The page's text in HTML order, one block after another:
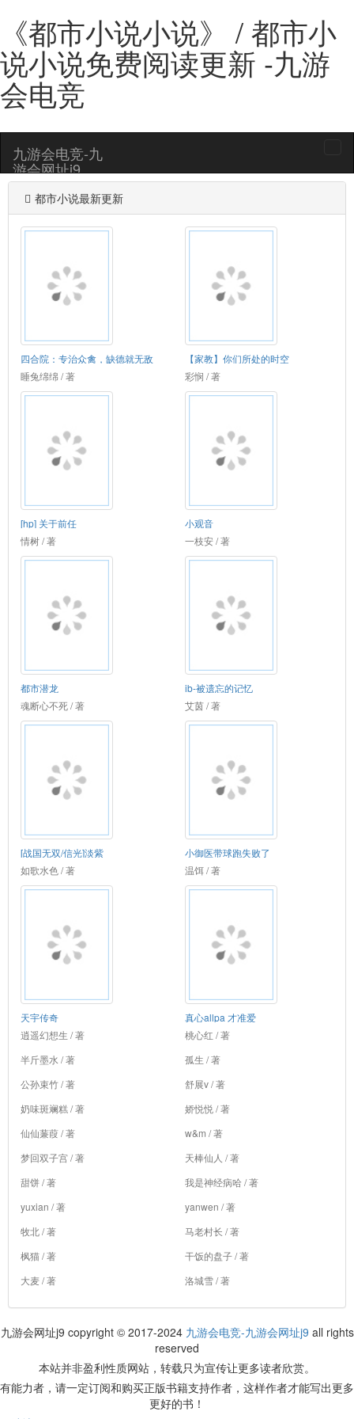
《都市小说小说》 / 都市小
说小说免费阅读更新 -九游
会电竞
九游会电竞-九
游会网址j9
都市小说最新更新
四合院：专治众禽，缺德就无敌
睡兔绵绵 / 著
【家教】你们所处的时空
彩悯 / 著
[hp] 关于前任
情树 / 著
小观音
一枝安 / 著
都市潜龙
魂断心不死 / 著
ib-被遗忘的记忆
艾茵 / 著
[战国无双/信光]淡紫
如歌水色 / 著
小御医带球跑失败了
温饵 / 著
天宇传奇
逍遥幻想生 / 著
真心allpa 才准爱
桃心红 / 著
半斤墨水 / 著
孤生 / 著
公孙束竹 / 著
舒展v / 著
奶味斑斓糕 / 著
娇悦悦 / 著
仙仙蒹葭 / 著
w&m / 著
梦回双子宫 / 著
天棒仙人 / 著
甜饼 / 著
我是神经病哈 / 著
yuxian / 著
yanwen / 著
牧北 / 著
马老村长 / 著
枫猫 / 著
干饭的盘子 / 著
大麦 / 著
洛城雪 / 著
九游会网址j9 copyright © 2017-2024 九游会电竞-九游会网址j9 all rights
reserved
本站并非盈利性质网站，转载只为宣传让更多读者欣赏。
有能力者，请一定订阅和购买正版书籍支持作者，这样作者才能写出更多
更好的书！